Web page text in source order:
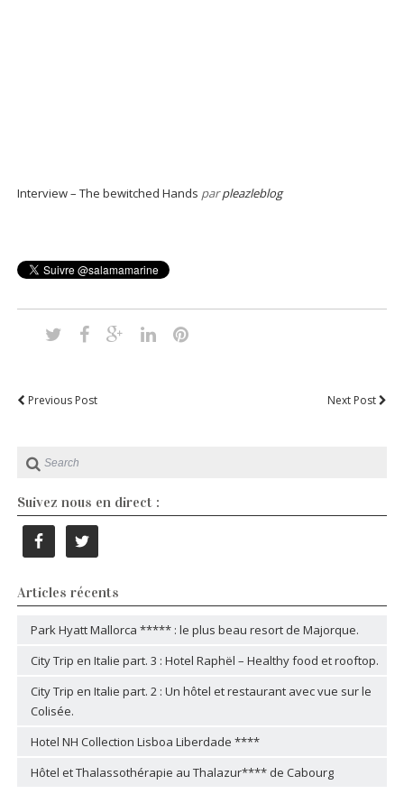
Interview – The bewitched Hands parpleazleblog
Previous Post Next Post
Suivez nous en direct :
Articles récents
Park Hyatt Mallorca ***** : le plus beau resort de Majorque.
City Trip en Italie part. 3 : Hotel Raphël – Healthy food et rooftop.
City Trip en Italie part. 2 : Un hôtel et restaurant avec vue sur le
Colisée.
Hotel NH Collection Lisboa Liberdade ****
Hôtel et Thalassothérapie au Thalazur**** de Cabourg